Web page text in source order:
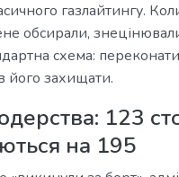
газлайтингу.
обсирали,
схема:
його захищати.
123
на 195